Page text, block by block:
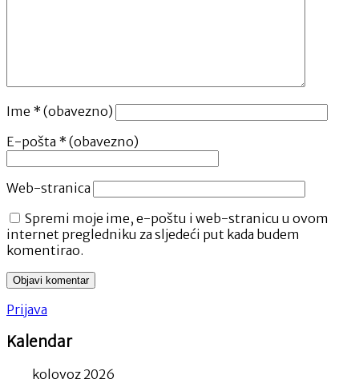
Ime * (obavezno)
E-pošta * (obavezno)
Web-stranica
Spremi moje ime, e-poštu i web-stranicu u ovom
internet pregledniku za sljedeći put kada budem
komentirao.
Prijava
Kalendar
kolovoz 2026